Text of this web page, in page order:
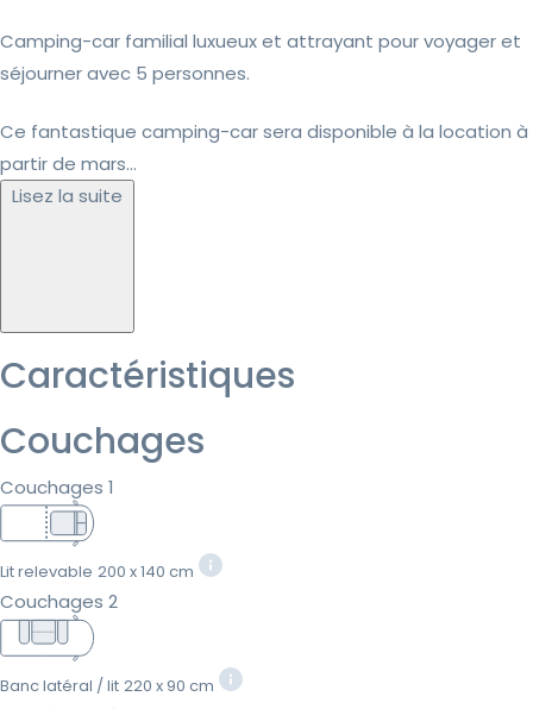
Camping-car familial luxueux et attrayant pour voyager et
séjourner avec 5 personnes.
Ce fantastique camping-car sera disponible à la location à
partir de mars...
Lisez la suite
Caractéristiques
Couchages
Couchages 1
Lit relevable 200 x 140 cm
Couchages 2
Banc latéral / lit 220 x 90 cm